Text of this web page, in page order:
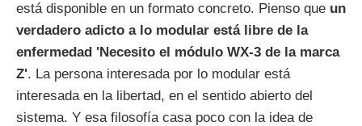
está disponible en un formato concreto. Pienso que un
verdadero adicto a lo modular está libre de la
enfermedad 'Necesito el módulo WX-3 de la marca
Z'. La persona interesada por lo modular está
interesada en la libertad, en el sentido abierto del
sistema. Y esa filosofía casa poco con la idea de